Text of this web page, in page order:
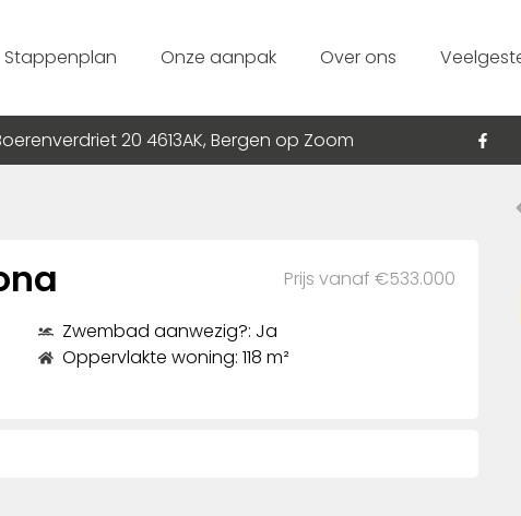
Stappenplan Onze aanpak Over ons
20 4613AK, Bergen op Zoom
Prijs vanaf €533.000
Zwembad aanwezig?: Ja
Oppervlakte woning: 118 m²